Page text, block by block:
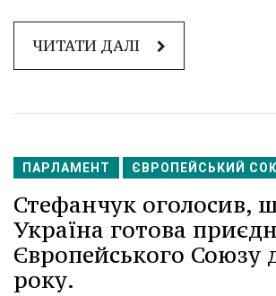
ЧИТАТИ ДАЛІ
ПАРЛАМЕНТ ЄВРОПЕЙСЬКИЙ
Стефанчук оголосив,
Україна готова
Європейського Союзу
року.